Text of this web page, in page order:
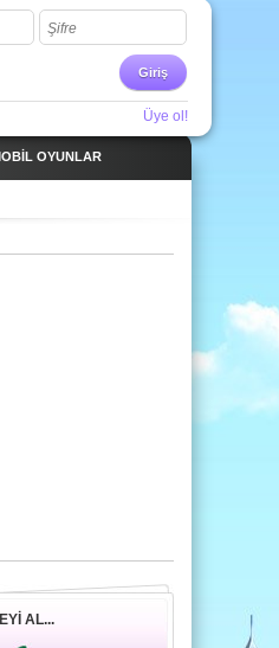
Şifre
Giriş
Üye ol!
OYUNLAR
AL...